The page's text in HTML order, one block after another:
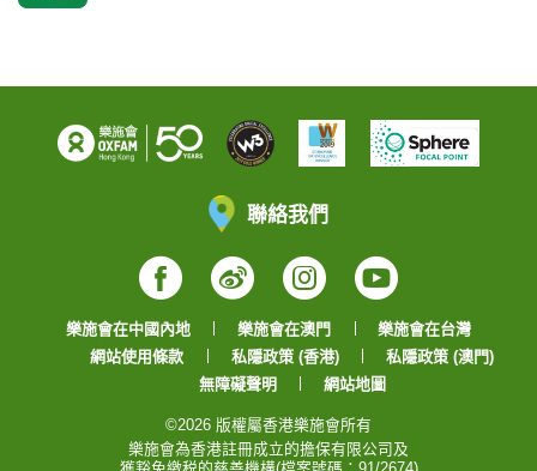
聯絡我們
Facebook
WeiboInstagram
YouTube
樂施會在中國內地 樂施會在澳門
樂施會在台灣
網站使用條款
私隱政策 (香港)
私隱政策 (澳門)
無障礙聲明
網站地圖
©2026 版權屬香港樂施會所有
樂施會為香港註冊成立的擔保有限公司及